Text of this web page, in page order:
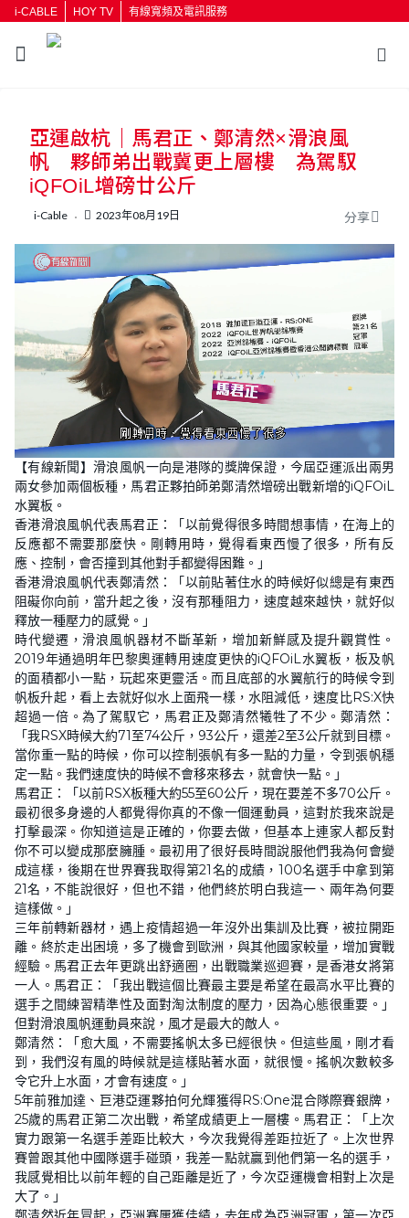
i-CABLE HOY TV 有線寬頻及電訊服務
按輸入鍵開始搜尋
亞運啟杭｜馬君正、鄭清然×滑浪風
帆 夥師弟出戰冀更上層樓 為駕馭
iQFOiL增磅廿公斤
i-Cable 2023年08月19日 分享
U
n
m
u
t
L
o
a
e
9
.
6
1
%
【有線新聞】滑浪風帆一向是港隊的獎牌保證，今屆亞運派出兩男
兩女參加兩個板種，馬君正夥拍師弟鄭清然增磅出戰新增的iQFOiL
水翼板。
香港滑浪風帆代表馬君正：「以前覺得很多時間想事情，在海上的
反應都不需要那麼快。剛轉用時，覺得看東西慢了很多，所有反
應、控制，會否撞到其他對手都變得困難。」
香港滑浪風帆代表鄭清然：「以前貼著住水的時候好似總是有東西
阻礙你向前，當升起之後，沒有那種阻力，速度越來越快，就好似
釋放一種壓力的感覺。」
時代變遷，滑浪風帆器材不斷革新，增加新鮮感及提升觀賞性。
2019年通過明年巴黎奧運轉用速度更快的iQFOiL水翼板，板及帆
的面積都小一點，玩起來更靈活。而且底部的水翼航行的時候令到
帆板升起，看上去就好似水上面飛一樣，水阻減低，速度比RS:X快
超過一倍。為了駕馭它，馬君正及鄭清然犧牲了不少。鄭清然：
「我RSX時候大約71至74公斤，93公斤，還差2至3公斤就到目標。
當你重一點的時候，你可以控制張帆有多一點的力量，令到張帆穩
定一點。我們速度快的時候不會移來移去，就會快一點。」
馬君正：「以前RSX板種大約55至60公斤，現在要差不多70公斤。
最初很多身邊的人都覺得你真的不像一個運動員，這對於我來說是
打擊最深。你知道這是正確的，你要去做，但基本上連家人都反對
你不可以變成那麼臃腫。最初用了很好長時間說服他們我為何會變
成這樣，後期在世界賽我取得第21名的成績，100名選手中拿到第
21名，不能說很好，但也不錯，他們終於明白我這一、兩年為何要
這樣做。」
三年前轉新器材，遇上疫情超過一年沒外出集訓及比賽，被拉開距
離。終於走出困境，多了機會到歐洲，與其他國家較量，增加實戰
經驗。馬君正去年更跳出舒適圈，出戰職業巡迴賽，是香港女將第
一人。馬君正：「我出戰這個比賽最主要是希望在最高水平比賽的
選手之間練習精準性及面對淘汰制度的壓力，因為心態很重要。」
但對滑浪風帆運動員來說，風才是最大的敵人。
鄭清然：「愈大風，不需要搖帆太多已經很快。但這些風，剛才看
到，我們沒有風的時候就是這樣貼著水面，就很慢。搖帆次數較多
令它升上水面，才會有速度。」
5年前雅加達、巨港亞運夥拍何允輝獲得RS:One混合隊際賽銀牌，
25歲的馬君正第二次出戰，希望成績更上一層樓。馬君正：「上次
實力跟第一名選手差距比較大，今次我覺得差距拉近了。上次世界
賽曾跟其他中國隊選手碰頭，我差一點就贏到他們第一名的選手，
我感覺相比以前年輕的自己距離是近了，今次亞運機會相對上次是
大了。」